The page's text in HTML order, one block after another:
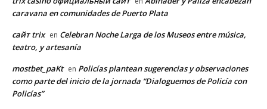
caravana en comunidades de Puerto Plata
сайт trix en Celebran Noche Larga de los Museos entre música,
teatro, y artesanía
mostbet_paKt en Policías plantean sugerencias y observaciones
como parte del inicio de la jornada “Dialoguemos de Policía con
Policías”